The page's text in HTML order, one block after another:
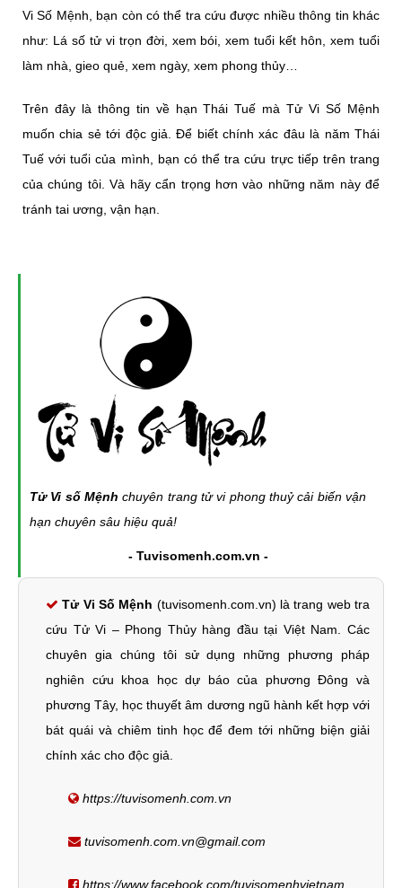
Vi Số Mệnh, bạn còn có thể tra cứu được nhiều thông tin khác
như: Lá số tử vi trọn đời, xem bói, xem tuổi kết hôn, xem tuổi
làm nhà, gieo quẻ, xem ngày, xem phong thủy…
Trên đây là thông tin về hạn Thái Tuế mà Tử Vi Số Mệnh
muốn chia sẻ tới độc giả. Để biết chính xác đâu là năm Thái
Tuế với tuổi của mình, bạn có thể tra cứu trực tiếp trên trang
của chúng tôi. Và hãy cẩn trọng hơn vào những năm này để
tránh tai ương, vận hạn.
Tử Vi số Mệnh chuyên trang tử vi phong thuỷ cải biến vận
hạn chuyên sâu hiệu quả!
- Tuvisomenh.com.vn -
Tử Vi Số Mệnh (tuvisomenh.com.vn) là trang web tra
cứu Tử Vi – Phong Thủy hàng đầu tại Việt Nam. Các
chuyên gia chúng tôi sử dụng những phương pháp
nghiên cứu khoa học dự báo của phương Đông và
phương Tây, học thuyết âm dương ngũ hành kết hợp với
bát quái và chiêm tinh học để đem tới những biện giải
chính xác cho độc giả.
https://tuvisomenh.com.vn
tuvisomenh.com.vn@gmail.com
https://www.facebook.com/tuvisomenhvietnam